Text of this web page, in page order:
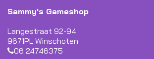
Sammy's Gameshop
Langestraat 92-94
9671PL Winschoten
06 24746375